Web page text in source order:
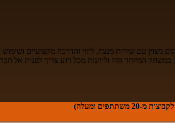
עם שירות מנצח, ליווי והדרכה מקצועיים ושימוש
ומעלה)